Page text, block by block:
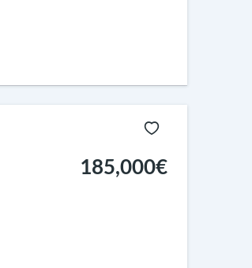
185,000€